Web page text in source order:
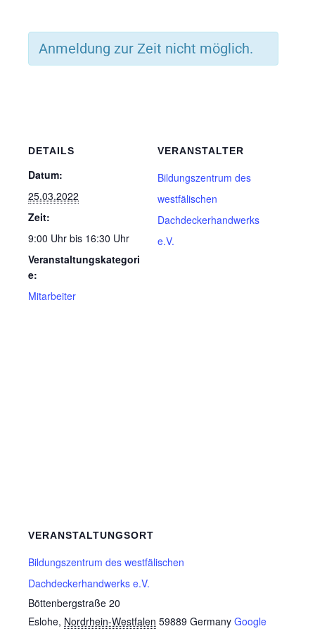
Anmeldung zur Zeit nicht möglich.
DETAILS
Datum:
25.03.2022
Zeit:
9:00 Uhr bis 16:30 Uhr
Veranstaltungskategori
e:
Mitarbeiter
VERANSTALTER
Bildungszentrum des
westfälischen
Dachdeckerhandwerks
e.V.
VERANSTALTUNGSORT
Bildungszentrum des westfälischen
Dachdeckerhandwerks e.V.
Böttenbergstraße 20
Eslohe, Nordrhein-Westfalen 59889 Germany Google